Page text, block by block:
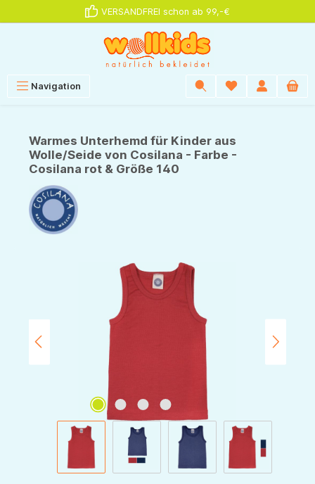
VERSANDFREI schon ab 99,-€
Navigation
Warmes Unterhemd für Kinder aus
Wolle/Seide von Cosilana - Farbe -
Cosilana rot & Größe 140
Bildergalerie überspringen